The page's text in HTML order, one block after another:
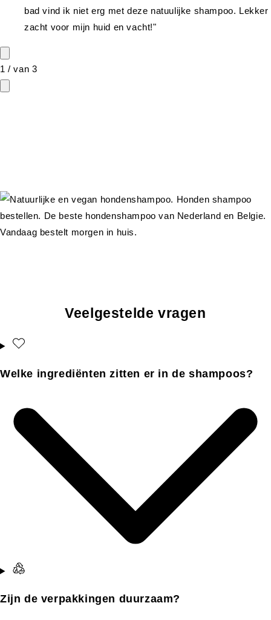
bad vind ik niet erg met deze natuulijke shampoo. Lekker
zacht voor mijn huid en vacht!"
1 /van 3
Veelgestelde vragen
Welke ingrediënten zitten er in de shampoos?
Zijn de verpakkingen duurzaam?